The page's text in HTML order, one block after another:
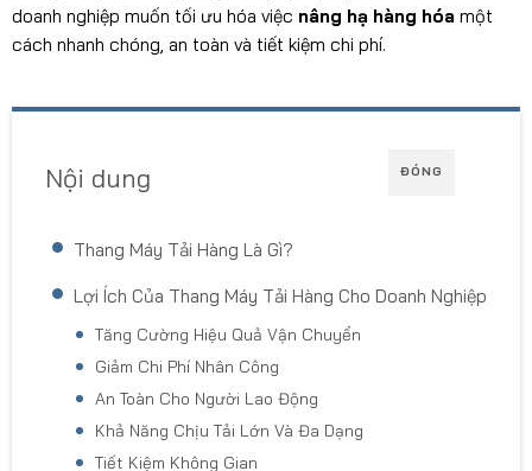
doanh nghiệp muốn tối ưu hóa việc nâng hạ hàng hóa một
cách nhanh chóng, an toàn và tiết kiệm chi phí.
ĐÓNG
Nội dung
Thang Máy Tải Hàng Là Gì?
Lợi Ích Của Thang Máy Tải Hàng Cho Doanh Nghiệp
Tăng Cường Hiệu Quả Vận Chuyển
Giảm Chi Phí Nhân Công
An Toàn Cho Người Lao Động
Khả Năng Chịu Tải Lớn Và Đa Dạng
Tiết Kiệm Không Gian